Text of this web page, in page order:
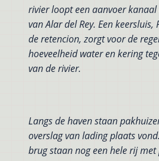
rivier loopt een aanvoer
van Alar del Rey. Een keersluis,
de retencion, zorgt voor de
hoeveelheid water en kering
van de rivier.
Langs de haven staan
overslag van lading plaats
brug staan nog een hele rij